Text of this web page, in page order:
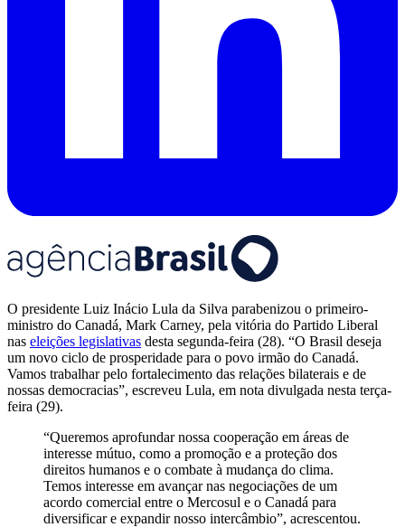
O presidente Luiz Inácio Lula da Silva parabenizou o primeiro-
ministro do Canadá, Mark Carney, pela vitória do Partido Liberal
nas eleições legislativas desta segunda-feira (28). “O Brasil deseja
um novo ciclo de prosperidade para o povo irmão do Canadá.
Vamos trabalhar pelo fortalecimento das relações bilaterais e de
nossas democracias”, escreveu Lula, em nota divulgada nesta terça-
feira (29).
“Queremos aprofundar nossa cooperação em áreas de
interesse mútuo, como a promoção e a proteção dos
direitos humanos e o combate à mudança do clima.
Temos interesse em avançar nas negociações de um
acordo comercial entre o Mercosul e o Canadá para
diversificar e expandir nosso intercâmbio”, acrescentou.